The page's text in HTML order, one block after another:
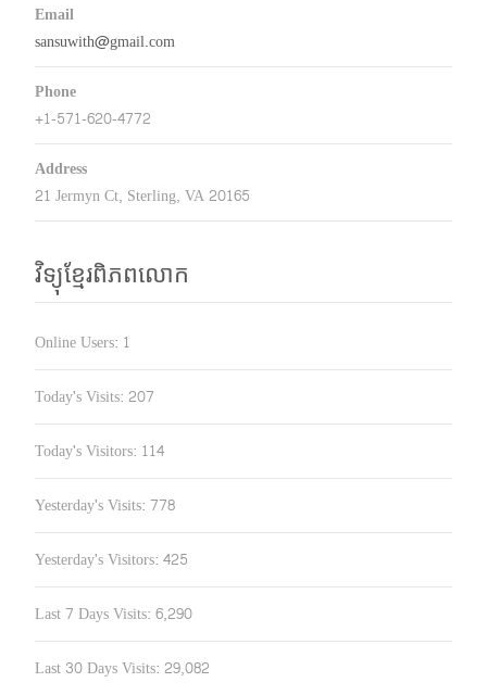
Email
sansuwith@gmail.com
Phone
+1-571-620-4772
Address
21 Jermyn Ct, Sterling, VA 20165
វិទ្យុខ្មែរពិភពលោក
Online Users: 1
Today's Visits: 207
Today's Visitors: 114
Yesterday's Visits: 778
Yesterday's Visitors: 425
Last 7 Days Visits: 6,290
Last 30 Days Visits: 29,082